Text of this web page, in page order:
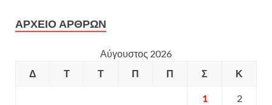
ΑΡΧΕΙΟ ΑΡΘΡΩΝ
Αύγουστος 2026
Δ
Τ Τ Π Π Σ Κ
1 2